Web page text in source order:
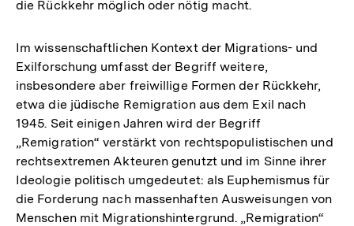
die Rückkehr möglich oder nötig macht.
Im wissenschaftlichen Kontext der Migrations- und
Exilforschung umfasst der Begriff weitere,
insbesondere aber freiwillige Formen der Rückkehr,
etwa die jüdische Remigration aus dem Exil nach
1945. Seit einigen Jahren wird der Begriff
„Remigration“ verstärkt von rechtspopulistischen und
rechtsextremen Akteuren genutzt und im Sinne ihrer
Ideologie politisch umgedeutet: als Euphemismus für
die Forderung nach massenhaften Ausweisungen von
Menschen mit Migrationshintergrund. „Remigration“